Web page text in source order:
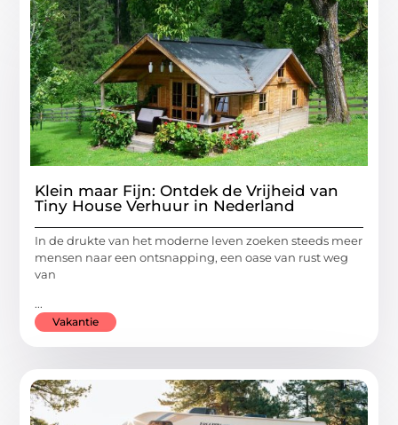
Klein maar Fijn: Ontdek de Vrijheid van
Tiny House Verhuur in Nederland
In de drukte van het moderne leven zoeken steeds meer
mensen naar een ontsnapping, een oase van rust weg
van
...
Vakantie